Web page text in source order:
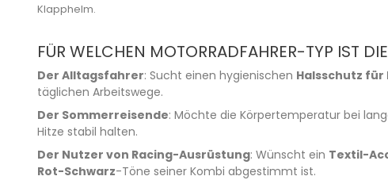
Klapphelm.
FÜR WELCHEN MOTORRADFAHRER-TYP IST
Der Alltagsfahrer: Sucht einen hygienischen Halsschutz
täglichen Arbeitswege.
Der Sommerreisende: Möchte die Körpertemperatur bei
Hitze stabil halten.
Der Nutzer von Racing-Ausrüstung: Wünscht ein Textil-
Rot-Schwarz-Töne seiner Kombi abgestimmt ist.